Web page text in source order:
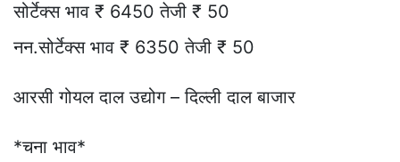
सोर्टेक्स भाव ₹ 6450 तेजी ₹ 50
नन.सोर्टेक्स भाव ₹ 6350 तेजी ₹ 50
आरसी गोयल दाल उद्योग – दिल्ली दाल बाजार
*चना भाव*